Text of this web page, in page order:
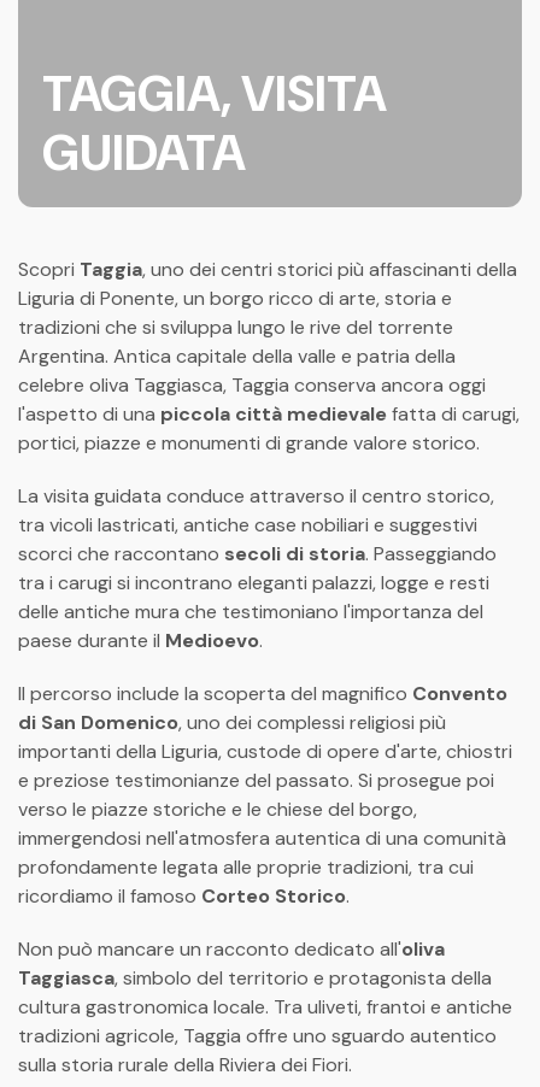
TAGGIA, VISITA
GUIDATA
Scopri Taggia, uno dei centri storici più affascinanti della
Liguria di Ponente, un borgo ricco di arte, storia e
tradizioni che si sviluppa lungo le rive del torrente
Argentina. Antica capitale della valle e patria della
celebre oliva Taggiasca, Taggia conserva ancora oggi
l'aspetto di una piccola città medievalefatta di carugi,
portici, piazze e monumenti di grande valore storico.
La visita guidata conduce attraverso il centro storico,
tra vicoli lastricati, antiche case nobiliari e suggestivi
scorci che raccontano secoli di storia. Passeggiando
tra i carugi si incontrano eleganti palazzi, logge e resti
delle antiche mura che testimoniano l'importanza del
paese durante il Medioevo.
Il percorso include la scoperta del magnifico Convento
di San Domenico, uno dei complessi religiosi più
importanti della Liguria, custode di opere d'arte, chiostri
e preziose testimonianze del passato. Si prosegue poi
verso le piazze storiche e le chiese del borgo,
immergendosi nell'atmosfera autentica di una comunità
profondamente legata alle proprie tradizioni, tra cui
ricordiamo il famoso Corteo Storico.
Non può mancare un racconto dedicato all'oliva
Taggiasca, simbolo del territorio e protagonista della
cultura gastronomica locale. Tra uliveti, frantoi e antiche
tradizioni agricole, Taggia offre uno sguardo autentico
sulla storia rurale della Riviera dei Fiori.